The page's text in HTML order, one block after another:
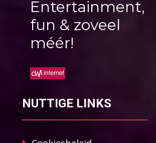
Entertainment,
fun & zoveel
méér!
NUTTIGE LINKS